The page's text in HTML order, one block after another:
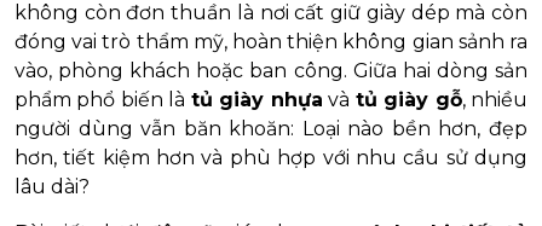
không còn đơn thuần là nơi cất giữ giày dép mà còn
đóng vai trò thẩm mỹ, hoàn thiện không gian sảnh ra
vào, phòng khách hoặc ban công. Giữa hai dòng sản
phẩm phổ biến là tủ giày nhựa và tủ giày gỗ, nhiều
người dùng vẫn băn khoăn: Loại nào bền hơn, đẹp
hơn, tiết kiệm hơn và phù hợp với nhu cầu sử dụng
lâu dài?